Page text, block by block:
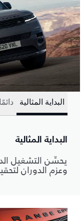
البداية المثالية
البداية المثالية
يحسِّن التشغيل
وعزم الدوران